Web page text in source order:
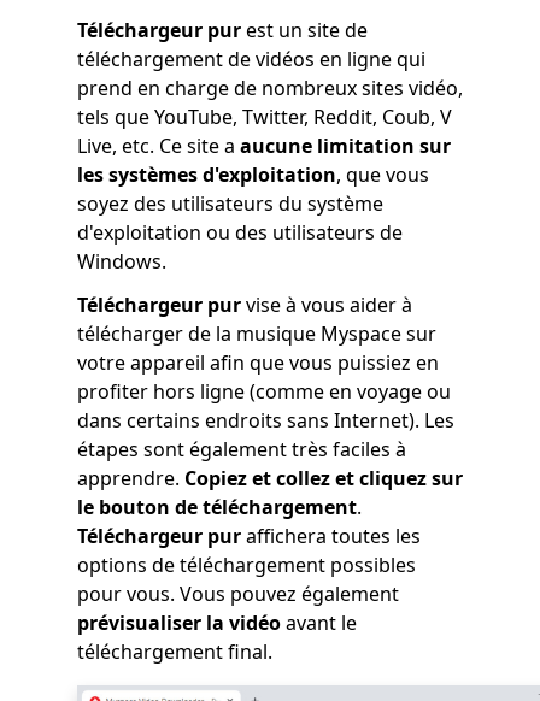
Téléchargeur purest un site de
téléchargement de vidéos en ligne qui
prend en charge de nombreux sites vidéo,
tels que YouTube, Twitter, Reddit, Coub, V
Live, etc. Ce site a aucune limitation sur
les systèmes d'exploitation, que vous
soyez des utilisateurs du système
d'exploitation ou des utilisateurs de
Windows.
Téléchargeur purvise à vous aider à
télécharger de la musique Myspace sur
votre appareil afin que vous puissiez en
profiter hors ligne (comme en voyage ou
dans certains endroits sans Internet). Les
étapes sont également très faciles à
apprendre. Copiez et collez et cliquez sur
le bouton de téléchargement.
Téléchargeur puraffichera toutes les
options de téléchargement possibles
pour vous. Vous pouvez également
prévisualiser la vidéoavant le
téléchargement final.